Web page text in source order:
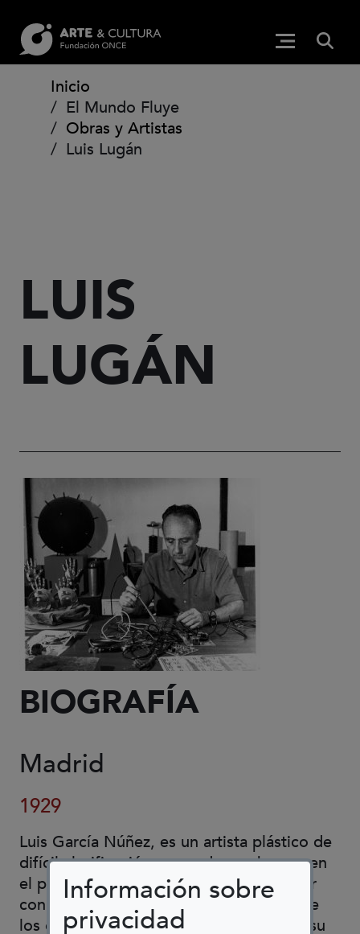
Información sobre
privacidad
Menú
(Abre en
Ruta de navegación
Inicio
El Mundo Fluye
Obras y Artistas
Luis Lugán
LUIS
LUGÁN
BIOGRAFÍA
Madrid
1929
Luis García Núñez, es un artista plástico de
difícil clasificación, no podemos buscar en
el panorama artístico otro pintor-escultor
con connotaciones similares. A finales de
los cincuenta y primeros de los sesenta su